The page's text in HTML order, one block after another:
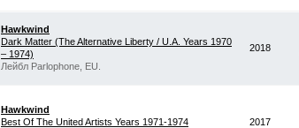
Hawkwind
Dark Matter (The Alternative Liberty / U.A. Years 1970
– 1974)
Лейбл Parlophone, EU.
2018
Hawkwind
Best Of The United Artists Years 1971-1974
2017